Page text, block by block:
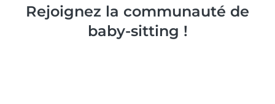
Rejoignez la communauté de
baby-sitting !